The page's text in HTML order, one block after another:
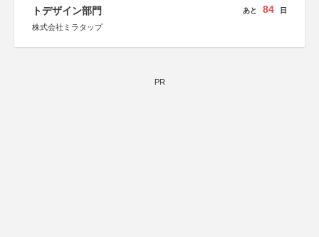
トデザイン部門
株式会社ミラタップ
あと 84 日
PR